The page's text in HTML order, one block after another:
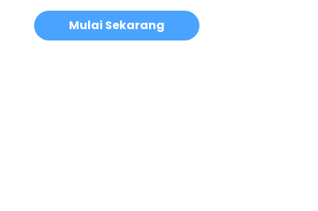
Mulai Sekarang